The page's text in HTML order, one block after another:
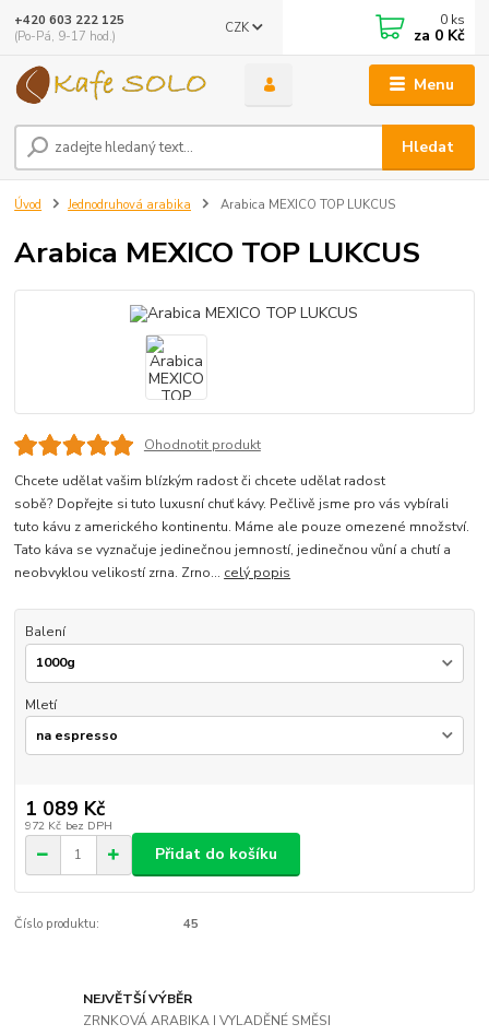
Menu
CZK
Hledat
+420 603 222 125
(Po-Pá, 9-17 hod.)
0 ks
za 0 Kč
Úvod Jednodruhová arabika Arabica MEXICO TOP LUKCUS
Arabica MEXICO TOP LUKCUS
Ohodnotit produkt
Chcete udělat vašim blízkým radost či chcete udělat radost
sobě? Dopřejte si tuto luxusní chuť kávy. Pečlivě jsme pro vás vybírali
tuto kávu z amerického kontinentu. Máme ale pouze omezené množství.
Tato káva se vyznačuje jedinečnou jemností, jedinečnou vůní a chutí a
neobvyklou velikostí zrna. Zrno... celý popis
Balení
Mletí
1 089 Kč
972 Kč bez DPH
Přidat do košíku
Číslo produktu: 45
NEJVĚTŠÍ VÝBĚR
ZRNKOVÁ ARABIKA I VYLADĚNÉ SMĚSI